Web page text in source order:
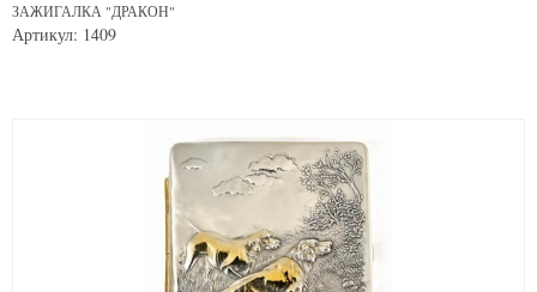
ЗАЖИГАЛКА "ДРАКОН"
Артикул: 1409